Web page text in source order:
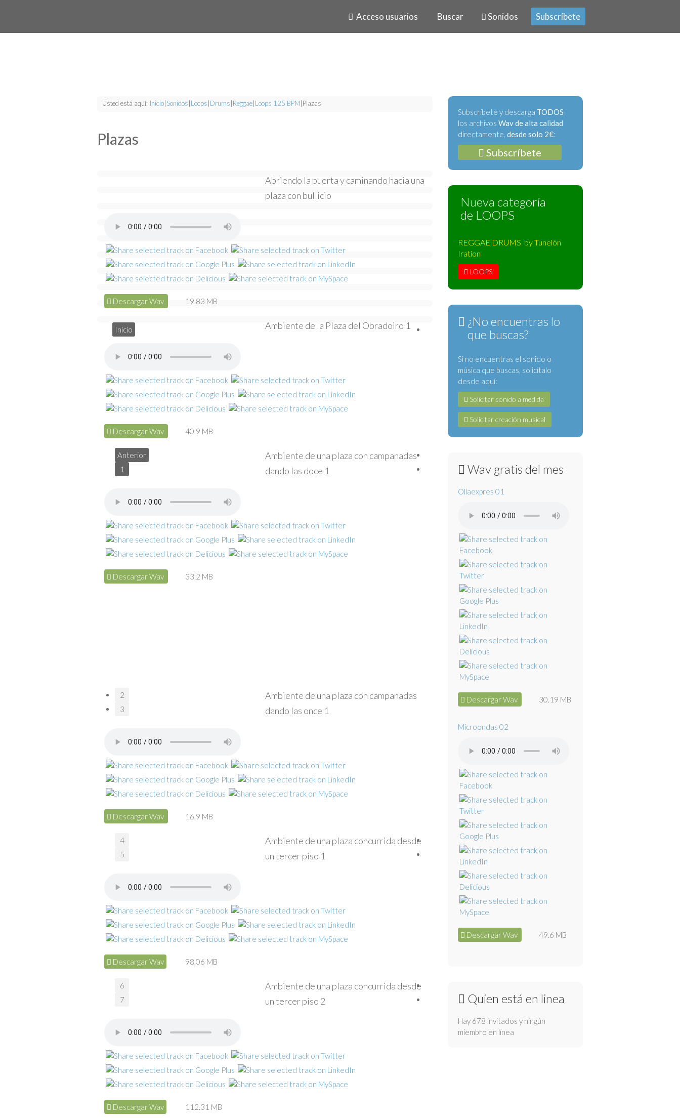
Acceso usuarios Buscar Sonidos Subscríbete
Usted está aquí: Inicio Sonidos Loops Drums Reggae Loops 125 BPM Plazas
Plazas
Abriendo la puerta y caminando hacia una
plaza con bullicio
Descargar Wav 19.83 MB
Ambiente de la Plaza del Obradoiro 1
Descargar Wav 40.9 MB
Ambiente de una plaza con campanadas
dando las doce 1
Descargar Wav 33.2 MB
Ambiente de una plaza con campanadas
dando las once 1
Descargar Wav 16.9 MB
Ambiente de una plaza concurrida desde
un tercer piso 1
Descargar Wav 98.06 MB
Ambiente de una plaza concurrida desde
un tercer piso 2
Descargar Wav 112.31 MB
Inicio
Anterior
1
2
3
4
5
6
7
Subscríbete y descarga TODOS
los archivos Wav de alta calidad
directamente, desde solo 2€:
Subscríbete
Nueva categoría
de LOOPS
REGGAE DRUMS by Tunelón
Iration
LOOPS
¿No encuentras lo
que buscas?
Si no encuentras el sonido o
música que buscas, solicítalo
desde aquí:
Solicitar sonido a medida
Solicitar creación musical
Wav gratis del mes
Ollaexpres 01
Descargar Wav 30.19 MB
Microondas 02
Descargar Wav 49.6 MB
Quien está en linea
Hay 678 invitados y ningún
miembro en línea